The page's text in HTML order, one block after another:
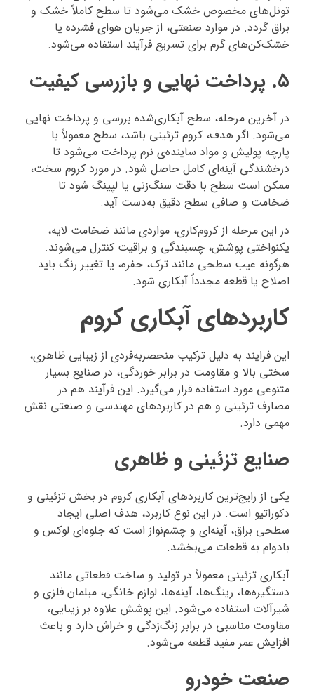
تونل‌های مخصوص خشک می‌شود تا سطح کاملاً خشک و
براق گردد. در موارد صنعتی، از جریان هوای فشرده یا
خشک‌کن‌های گرم برای تسریع فرآیند استفاده می‌شود.
۵. پرداخت نهایی و بازرسی کیفیت
در آخرین مرحله، سطح آبکاری‌شده بررسی و پرداخت نهایی
می‌شود. اگر هدف، کروم تزئینی باشد، سطح معمولاً با
پارچه پولیش و مواد ساینده‌ی نرم پرداخت می‌شود تا
درخشندگی آینه‌ای کامل حاصل شود. در مورد کروم سخت،
ممکن است سطح با دقت سنگ‌زنی یا لپینگ شود تا
ضخامت و صافی سطح دقیق به‌دست آید.
در این مرحله از کروم‌کاری، مواردی مانند ضخامت لایه،
یکنواختی پوشش، چسبندگی و براقیت کنترل می‌شوند.
هرگونه عیب سطحی مانند ترک، حفره، یا تغییر رنگ باید
اصلاح یا قطعه مجدداً آبکاری شود.
کاربردهای آبکاری کروم
این فرایند به دلیل ترکیب منحصربه‌فردی از زیبایی ظاهری،
سختی بالا و مقاومت در برابر خوردگی، در صنایع بسیار
متنوعی مورد استفاده قرار می‌گیرد. این فرآیند هم در
مصارف تزئینی و هم در کاربردهای مهندسی و صنعتی نقش
مهمی دارد.
صنایع تزئینی و ظاهری
یکی از رایج‌ترین کاربردهای آبکاری کروم در بخش تزئینی و
دکوراتیو است. در این نوع کاربرد، هدف اصلی ایجاد
سطحی براق، آینه‌ای و چشم‌نواز است که جلوه‌ای لوکس و
بادوام به قطعات می‌بخشد.
آبکاری تزئینی معمولاً در تولید و ساخت قطعاتی مانند
دستگیره‌ها، رینگ‌ها، آینه‌ها، لوازم خانگی، مبلمان فلزی و
شیرآلات استفاده می‌شود. این پوشش علاوه بر زیبایی،
مقاومت مناسبی در برابر زنگ‌زدگی و خراش دارد و باعث
افزایش عمر مفید قطعه می‌شود.
صنعت خودرو